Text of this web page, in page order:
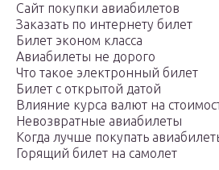
Сайт покупки авиабилетов
Заказать по интернету билет
Билет эконом класса
Авиабилеты не дорого
Что такое электронный билет
Билет с открытой датой
Влияние курса валют на
Невозвратные авиабилеты
Когда лучше покупать
Горящий билет на самолет